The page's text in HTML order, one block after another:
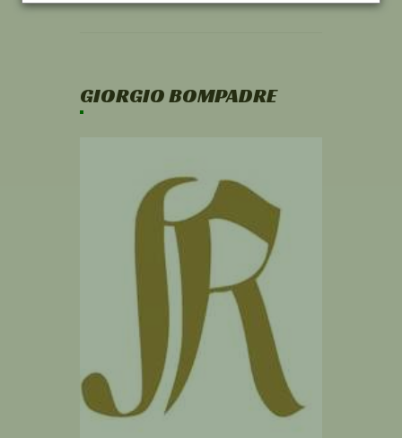
GIORGIO BOMPADRE